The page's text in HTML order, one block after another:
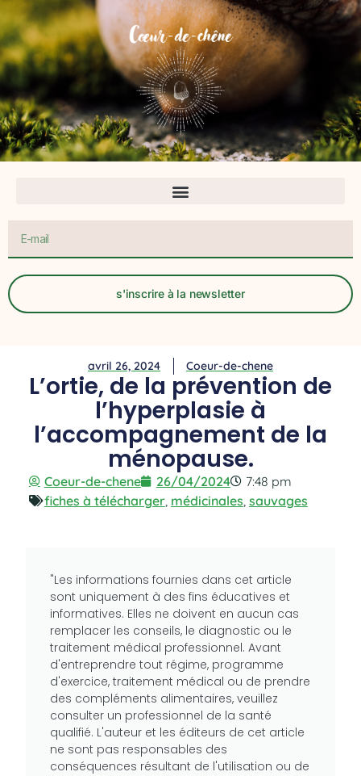
s'inscrire à la newsletter
avril 26, 2024 Coeur-de-chene
L’ortie, de la prévention de
l’hyperplasie à
l’accompagnement de la
ménopause.
Coeur-de-chene 26/04/2024
7:48 pm
fiches à télécharger, médicinales, sauvages
"Les informations fournies dans cet article
sont uniquement à des fins éducatives et
informatives. Elles ne doivent en aucun cas
remplacer les conseils, le diagnostic ou le
traitement médical professionnel. Avant
d'entreprendre tout régime, programme
d'exercice, traitement médical ou de prendre
des compléments alimentaires, veuillez
consulter un professionnel de la santé
qualifié. L'auteur et les éditeurs de cet article
ne sont pas responsables des
conséquences résultant de l'utilisation ou de